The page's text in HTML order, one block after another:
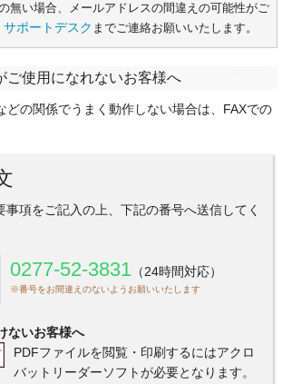
無い場合、メールアドレスの間違えの可能性がご
サポートデスク までご連絡お願いいたします。
ご使用になれないお客様へ
どの関係でうまく動作しない場合は、FAXでの
事項をご記入の上、下記の番号へ送信してく
0277-52-3831 （24時間対応）
※番号をお間違えのないようお願いいたします
ないお客様へ
PDFファイルを閲覧・印刷するにはアクロ
バットリーダーソフトが必要となります。